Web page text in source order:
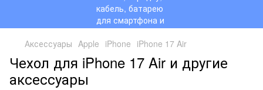
Аксессуары Apple iPhone iPhone 17 Air
Чехол для iPhone 17 Air и другие
аксессуары